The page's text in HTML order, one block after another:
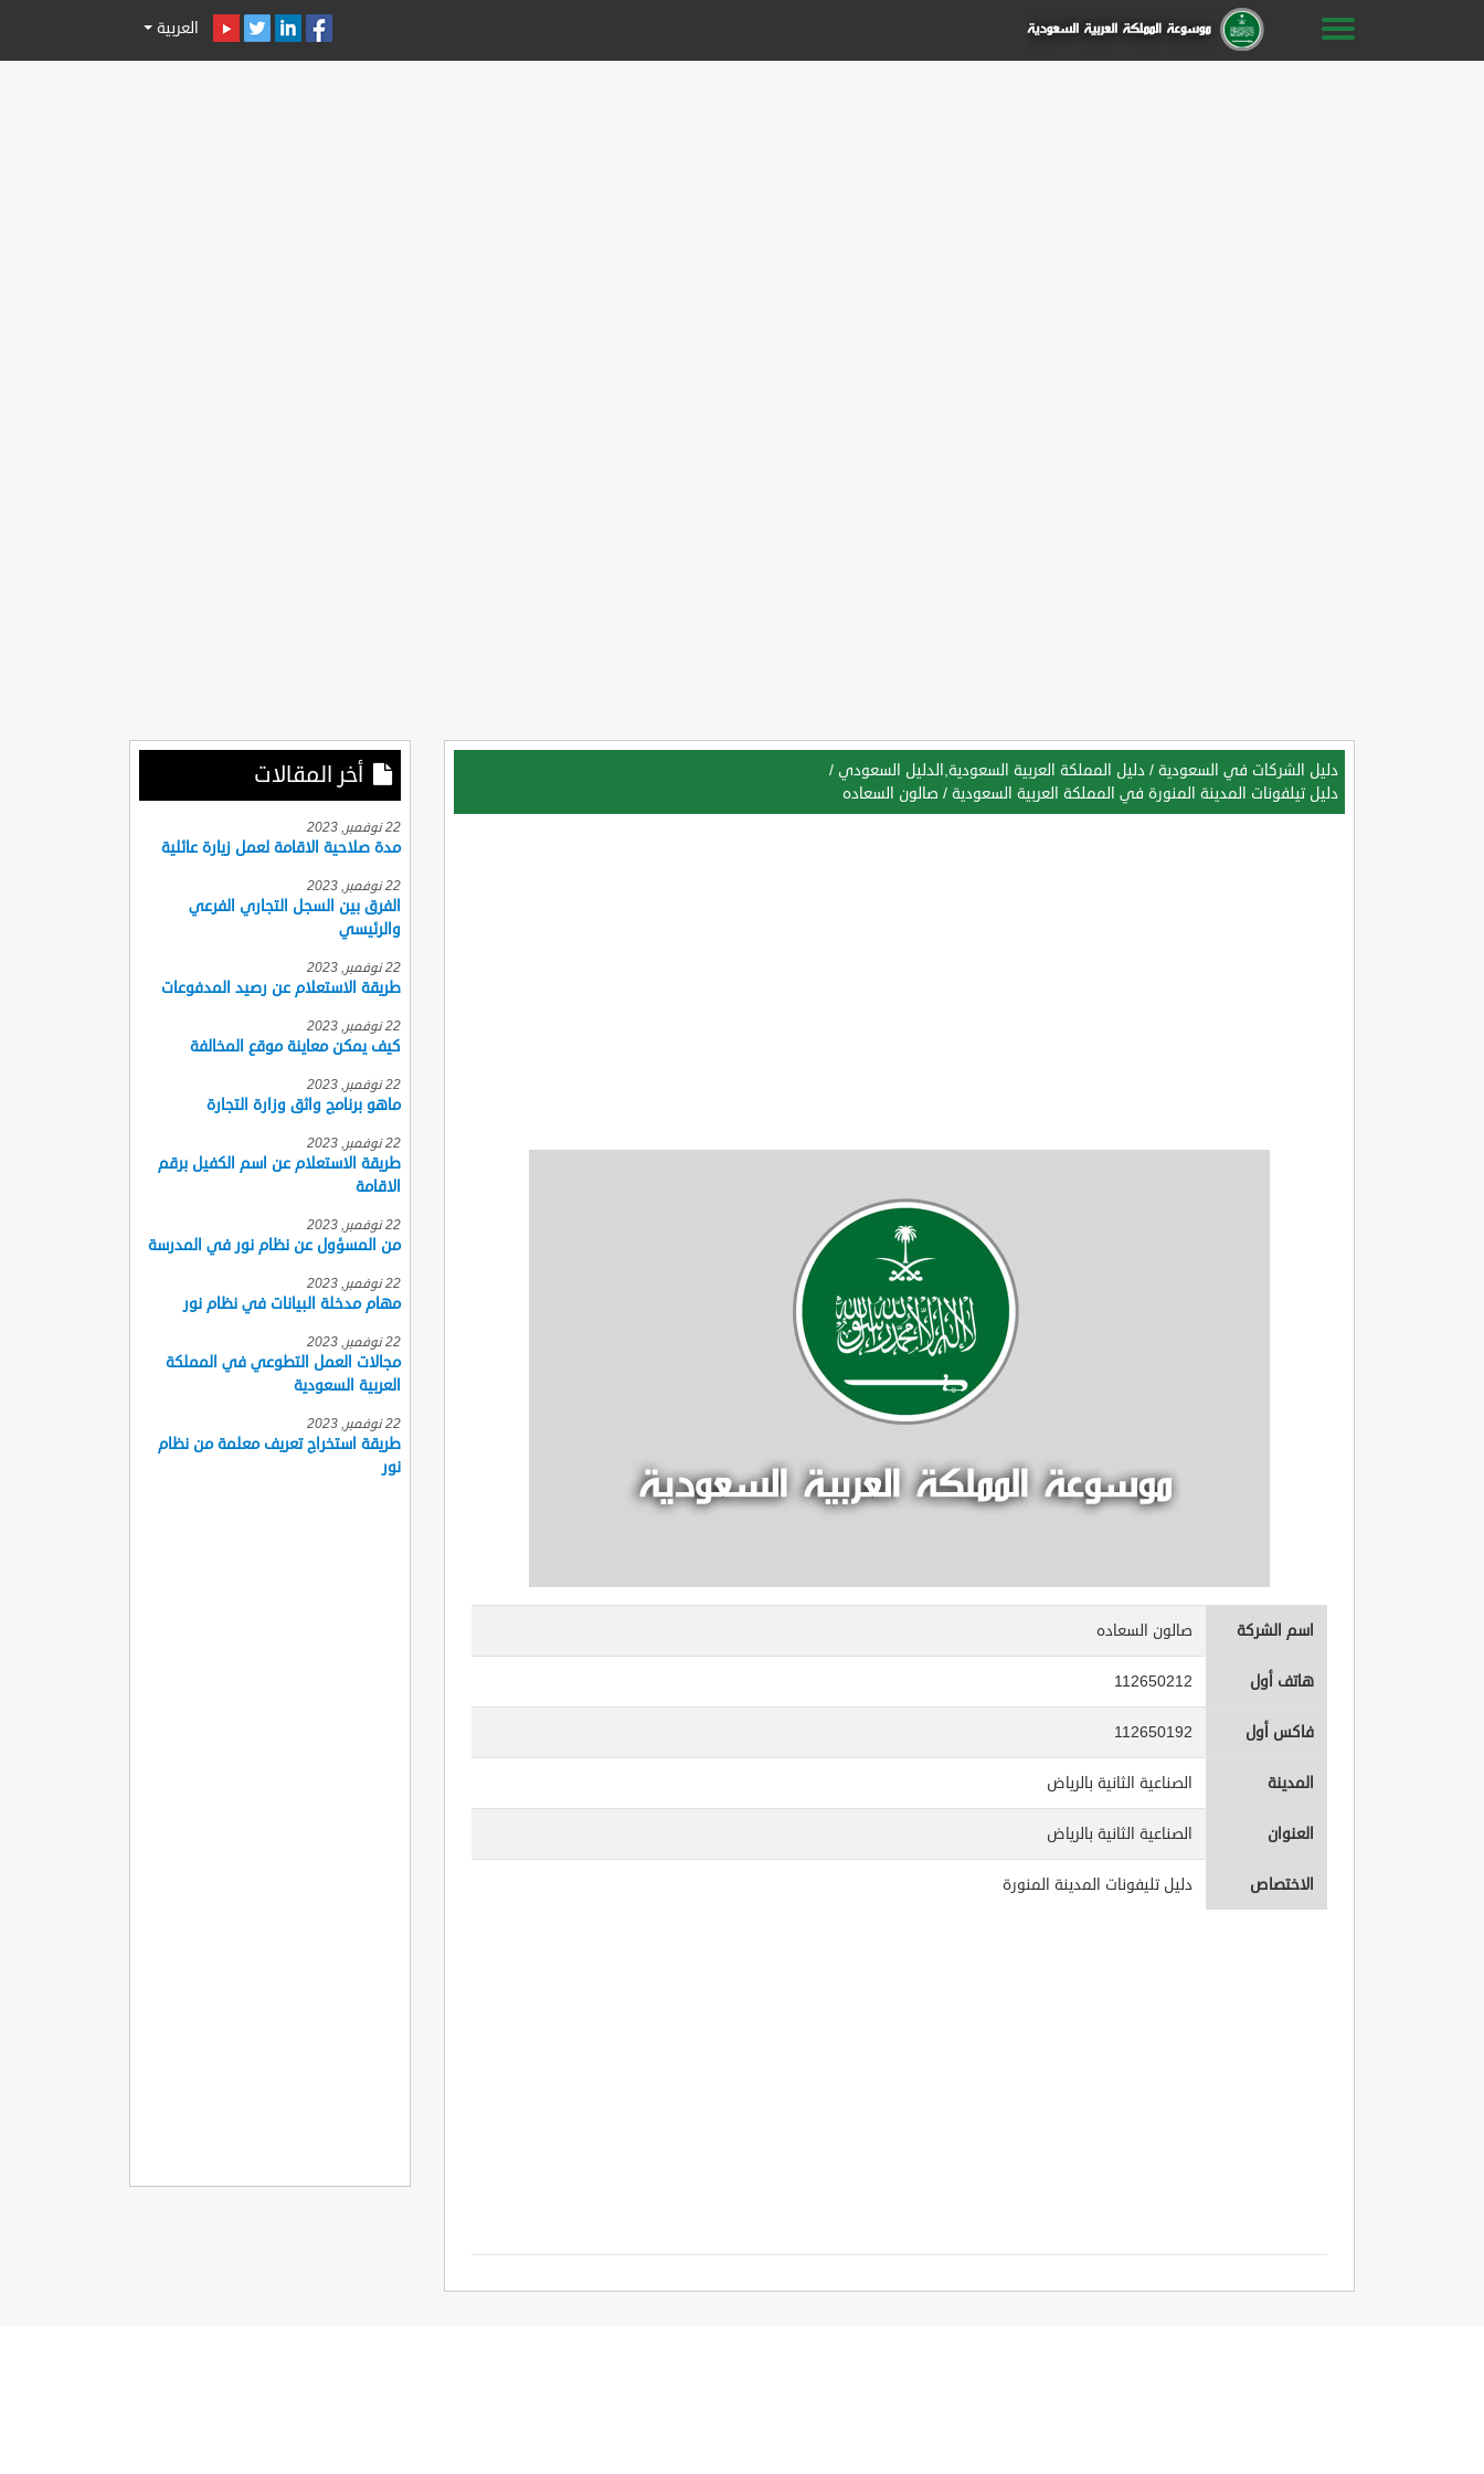
العربية
دليل الشركات في السعودية / دليل المملكة العربية السعودية,الدليل السعودي /
دليل تيلفونات المدينة المنورة في المملكة العربية السعودية / صالون السعاده
اسم الشركة صالون السعاده
هاتف أول 112650212
فاكس أول 112650192
المدينة الصناعية الثانية بالرياض
العنوان الصناعية الثانية بالرياض
الاختصاص دليل تليفونات المدينة المنورة
أخر المقالات
22 نوفمبر, 2023
مدة صلاحية الاقامة لعمل زيارة عائلية
22 نوفمبر, 2023
الفرق بين السجل التجاري الفرعي
والرئيسي
22 نوفمبر, 2023
طريقة الاستعلام عن رصيد المدفوعات
22 نوفمبر, 2023
كيف يمكن معاينة موقع المخالفة
22 نوفمبر, 2023
ماهو برنامج واثق وزارة التجارة
22 نوفمبر, 2023
طريقة الاستعلام عن اسم الكفيل برقم
الاقامة
22 نوفمبر, 2023
من المسؤول عن نظام نور في المدرسة
22 نوفمبر, 2023
مهام مدخلة البيانات في نظام نور
22 نوفمبر, 2023
مجالات العمل التطوعي في المملكة
العربية السعودية
22 نوفمبر, 2023
طريقة استخراج تعريف معلمة من نظام
نور